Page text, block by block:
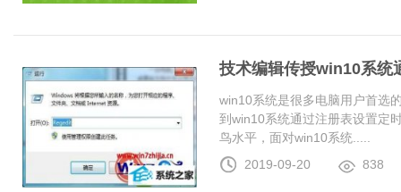
技术编辑传授win10系统
win10系统是很多电脑用户首选
到win10系统通过注册表设置定
鸟水平，面对win10系统.....
2019-09-20
838